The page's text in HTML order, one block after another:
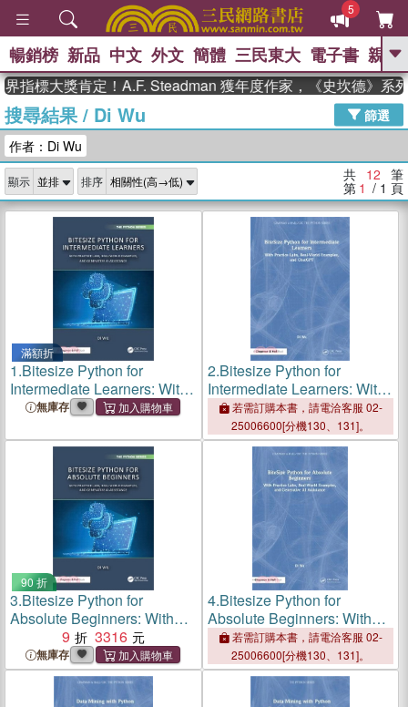
5
GO
The Odyssey 、
父親節 、 如果歷史是一群喵 、 暑期
念華 、 台灣的李登輝時代 、 數學女
孩：黎曼猜想
偉大的迷走神經
暢銷榜 新品 中文 外文 簡體 三民東大 電子書 親子
標大獎肯定！A.F. Steadman 獲年度作家，《史坎德》系列
搜尋結果/ Di Wu
篩選
作者：Di Wu
顯示 排序 共 12 筆
第 1 / 1 頁
滿額折
1.Bitesize Python for
Intermediate Learners: With
Practice Labs, Real-World
無庫存
2.Bitesize Python for
Intermediate Learners: With
Practice Labs, Real-World
Examples, and ChatGPT
若需訂購本書，請電洽客服 02-
25006600[分機130、131]。
90 折
3.Bitesize Python for
Absolute Beginners: With
Practice Labs, Real-World
Examples, and Generative
AI Assistance
9 3316
無庫存
4.Bitesize Python for
Absolute Beginners: With
Practice Labs, Real-World
Examples, and Generative
AI Assistance
若需訂購本書，請電洽客服 02-
25006600[分機130、131]。